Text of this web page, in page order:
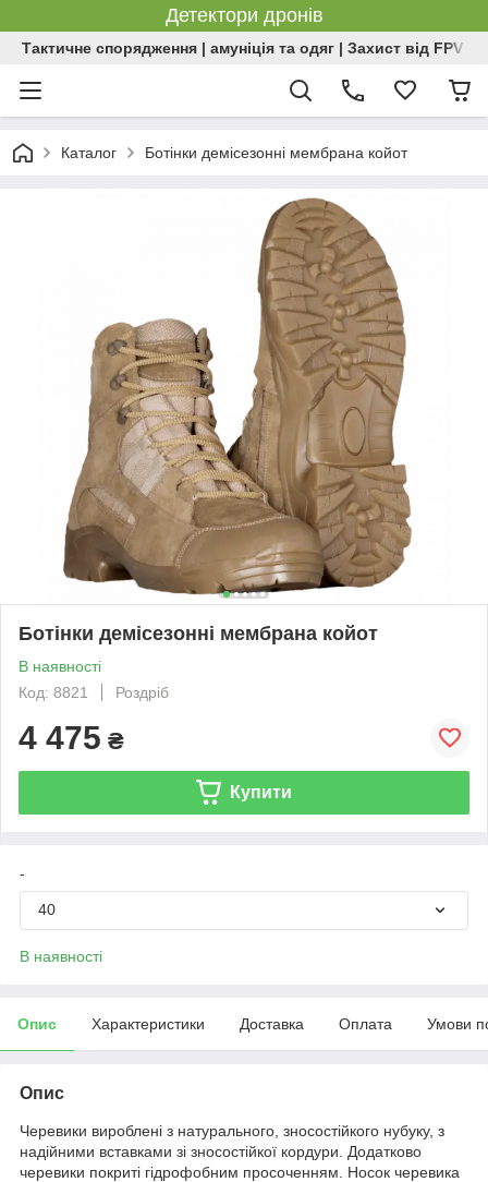
Детектори дронів
Тактичне спорядження | амуніція та одяг | Захист від FPV |
Каталог Ботінки демісезонні мембрана койот
Ботінки демісезонні мембрана койот
В наявності
Код: 8821
Роздріб
4 475 ₴
Купити
-
40
В наявності
Опис Характеристики Доставка Оплата Умови
Опис
Черевики вироблені з натурального, зносостійкого нубуку, з
надійними вставками зі зносостійкої кордури. Додатково
черевики покриті гідрофобним просоченням. Носок черевика